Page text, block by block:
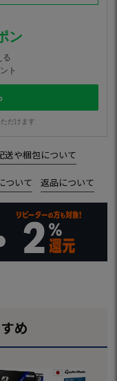
ン
る
ト
だけます
送や梱包について
ついて 返品について
め